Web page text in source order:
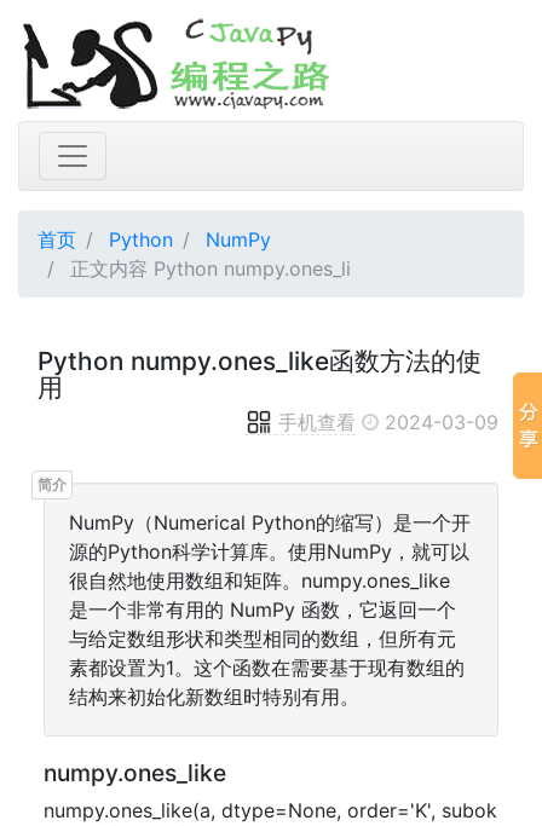
首页 Python
NumPy
正文内容 Python numpy.ones_li
Python numpy.ones_like函数方法的使
用
手机查看 2024-03-09
NumPy（Numerical Python的缩写）是一个开
源的Python科学计算库。使用NumPy，就可以
很自然地使用数组和矩阵。numpy.ones_like
是一个非常有用的 NumPy 函数，它返回一个
与给定数组形状和类型相同的数组，但所有元
素都设置为1。这个函数在需要基于现有数组的
结构来初始化新数组时特别有用。
numpy.ones_like
numpy.ones_like(a, dtype=None, order='K', subok